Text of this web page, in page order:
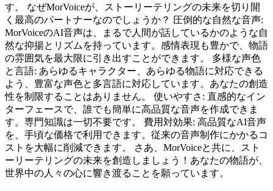
す。 なぜMorVoiceが、ストーリーテリングの未来を切り開
く最高のパートナーなのでしょうか？ 圧倒的な自然な音声:
MorVoiceのAI音声は、まるで人間が話しているかのような自
然な抑揚とリズムを持っています。感情表現も豊かで、物語
の雰囲気を最大限に引き出すことができます。 多様な声色
と言語: あらゆるキャラクター、あらゆる物語に対応できる
よう、豊富な声色と多言語に対応しています。あなたの創造
性を制限することはありません。 使いやすさ: 直感的なイン
ターフェースで、誰でも簡単に高品質な音声を作成できま
す。専門知識は一切不要です。 費用対効果: 高品質なAI音声
を、手頃な価格で利用できます。従来の音声制作にかかるコ
ストを大幅に削減できます。 さあ、MorVoiceと共に、スト
ーリーテリングの未来を創造しましょう！あなたの物語が、
世界中の人々の心に響き渡ることを願っています。